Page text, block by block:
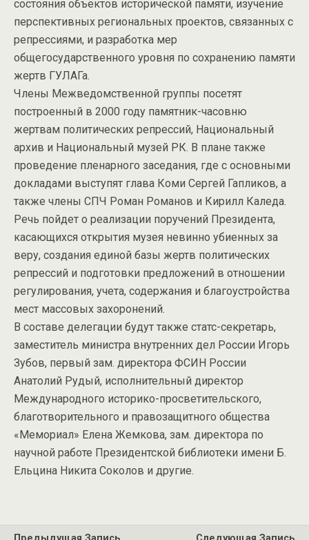
состояния объектов исторической памяти, изучение
перспективных региональных проектов, связанных с
репрессиями, и разработка мер
общегосударственного уровня по сохранению памяти
жертв ГУЛАГа.
Члены Межведомственной группы посетят
построенный в 2000 году памятник-часовню
жертвам политических репрессий, Национальный
архив и Национальный музей РК. В плане также
проведение пленарного заседания, где с основными
докладами выступят глава Коми Сергей Гапликов, а
также члены СПЧ Роман Романов и Кирилл Каледа.
Речь пойдет о реализации поручений Президента,
касающихся открытия музея невинно убиенных за
веру, создания единой базы жертв политических
репрессий и подготовки предложений в отношении
регулирования, учета, содержания и благоустройства
мест массовых захоронений.
В составе делегации будут также статс-секретарь,
заместитель министра внутренних дел России Игорь
Зубов, первый зам. директора ФСИН России
Анатолий Рудый, исполнительный директор
Международного историко-просветительского,
благотворительного и правозащитного общества
«Мемориал» Елена Жемкова, зам. директора по
научной работе Президентской библиотеки имени Б.
Ельцина Никита Соколов и другие.